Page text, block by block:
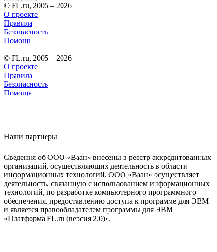
© FL.ru, 2005 – 2026
О проекте
Правила
Безопасность
Помощь
© FL.ru, 2005 – 2026
О проекте
Правила
Безопасность
Помощь
Наши партнеры
Сведения об ООО «Ваан» внесены в реестр аккредитованных
организаций, осуществляющих деятельность в области
информационных технологий. ООО «Ваан» осуществляет
деятельность, связанную с использованием информационных
технологий, по разработке компьютерного программного
обеспечения, предоставлению доступа к программе для ЭВМ
и является правообладателем программы для ЭВМ
«Платформа FL.ru (версия 2.0)».